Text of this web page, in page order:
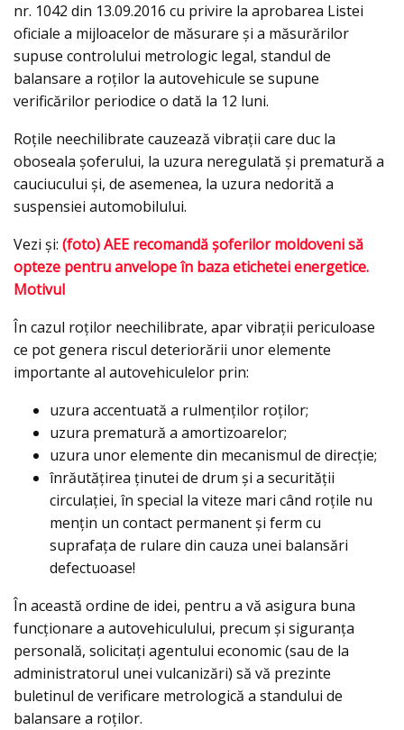
nr. 1042 din 13.09.2016 cu privire la aprobarea Listei
oficiale a mijloacelor de măsurare şi a măsurărilor
supuse controlului metrologic legal, standul de
balansare a roților la autovehicule se supune
verificărilor periodice o dată la 12 luni.
Roțile neechilibrate cauzează vibrații care duc la
oboseala șoferului, la uzura neregulată și prematură a
cauciucului și, de asemenea, la uzura nedorită a
suspensiei automobilului.
Vezi şi: (foto) AEE recomandă şoferilor moldoveni să
opteze pentru anvelope în baza etichetei energetice.
Motivul
În cazul roților neechilibrate, apar vibrații periculoase
ce pot genera riscul deteriorării unor elemente
importante al autovehiculelor prin:
uzura accentuată a rulmenților roților;
uzura prematură a amortizoarelor;
uzura unor elemente din mecanismul de direcție;
înrăutățirea ținutei de drum şi a securității
circulației, în special la viteze mari când roțile nu
mențin un contact permanent și ferm cu
suprafața de rulare din cauza unei balansări
defectuoase!
În această ordine de idei, pentru a vă asigura buna
funcționare a autovehiculului, precum și siguranța
personală, solicitați agentului economic (sau de la
administratorul unei vulcanizări) să vă prezinte
buletinul de verificare metrologică a standului de
balansare a roților.